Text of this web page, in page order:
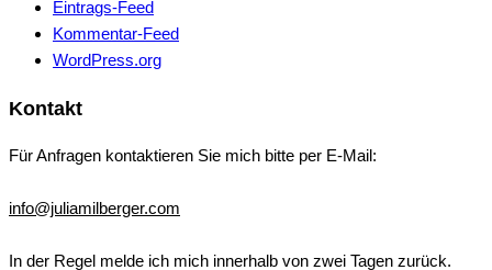
Eintrags-Feed
Kommentar-Feed
WordPress.org
Kontakt
Für Anfragen kontaktieren Sie mich bitte per E-Mail:
info@juliamilberger.com
In der Regel melde ich mich innerhalb von zwei Tagen zurück.